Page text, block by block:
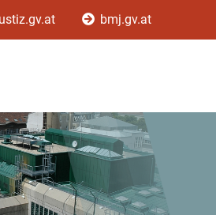
bmj.gv.at